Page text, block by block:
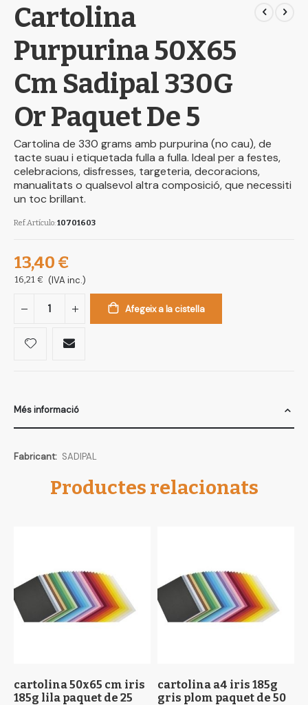
to
the
of
images
gallery
Cartolina
Purpurina 50X65
Cm Sadipal 330G
Or Paquet De 5
Cartolina de 330 grams amb purpurina (no cau), de
tacte suau i etiquetada fulla a fulla. Ideal per a festes,
celebracions, disfresses, targeteria, decoracions,
manualitats o qualsevol altra composició, que necessiti
un toc brillant.
Ref.Artículo 10701603
13,40 €
16,21 € (IVA inc.)
Afegeix a la cistella
Més informació
Més
SADIPAL
Productes relacionats
cartolina 50x65 cm iris
185g lila paquet de 25
cartolina a4 iris 185g
gris plom paquet de 50